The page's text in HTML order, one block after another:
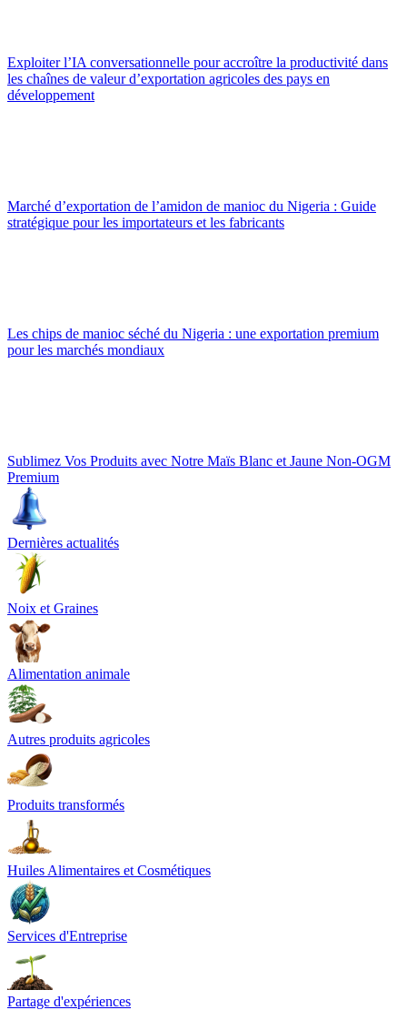
Exploiter l’IA conversationnelle pour accroître la productivité dans
les chaînes de valeur d’exportation agricoles des pays en
développement
Marché d’exportation de l’amidon de manioc du Nigeria : Guide
stratégique pour les importateurs et les fabricants
Les chips de manioc séché du Nigeria : une exportation premium
pour les marchés mondiaux
Sublimez Vos Produits avec Notre Maïs Blanc et Jaune Non-OGM
Premium
Dernières actualités
Noix et Graines
Alimentation animale
Autres produits agricoles
Produits transformés
Huiles Alimentaires et Cosmétiques
Services d'Entreprise
Partage d'expériences